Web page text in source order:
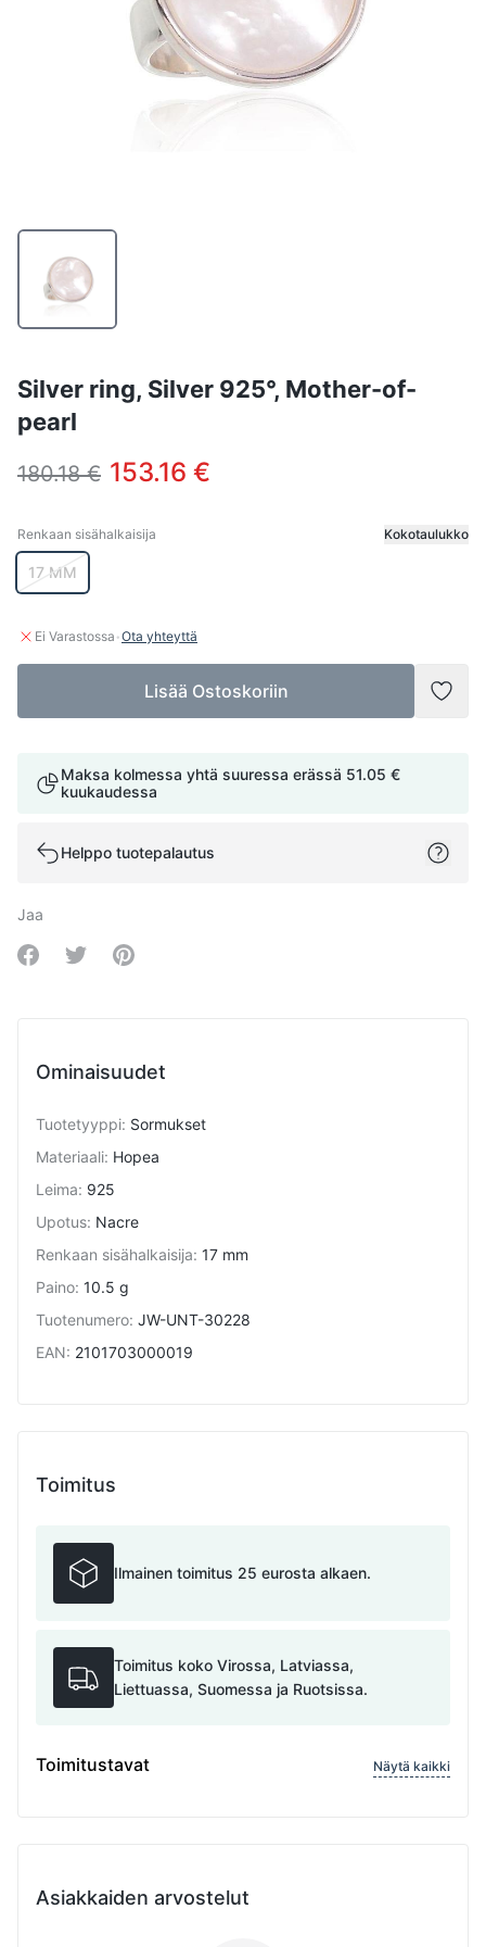
Silver ring, Silver 925°, Mother-of-
pearl
180.18 € 153.16 €
Renkaan sisähalkaisija Kokotaulukko
Renkaan sisähalkaisija
17 MM
Ei Varastossa ·Ota yhteyttä
Lisää Ostoskoriin
Maksa kolmessa yhtä suuressa erässä 51.05 €
kuukaudessa
Helppo tuotepalautus
Jaa
Share on Facebook
Share on Twitter
Share on Pinterest
Ominaisuudet
Tuotetyyppi: Sormukset
Materiaali: Hopea
Leima: 925
Upotus: Nacre
Renkaan sisähalkaisija: 17 mm
Paino: 10.5 g
Tuotenumero: JW-UNT-30228
EAN: 2101703000019
Toimitus
Ilmainen toimitus 25 eurosta alkaen.
Toimitus koko Virossa, Latviassa,
Liettuassa, Suomessa ja Ruotsissa.
Toimitustavat Näytä kaikki
Asiakkaiden arvostelut